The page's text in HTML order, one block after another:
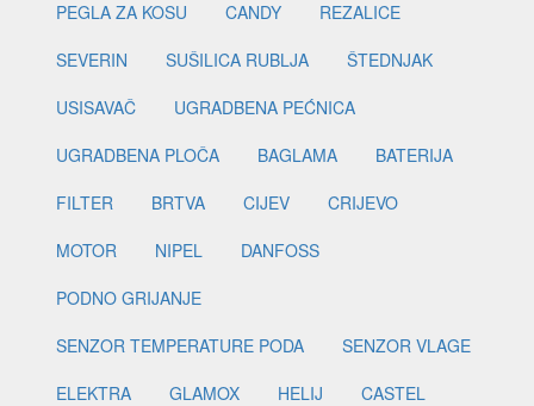
PEGLA ZA KOSU
CANDY
REZALICE
SEVERIN
SUŠILICA RUBLJA
ŠTEDNJAK
USISAVAČ
UGRADBENA PEĆNICA
UGRADBENA PLOČA
BAGLAMA
BATERIJA
FILTER
BRTVA CIJEV
CRIJEVO
MOTOR
NIPEL
DANFOSS
PODNO GRIJANJE
SENZOR TEMPERATURE PODA
SENZOR VLAGE
ELEKTRA
GLAMOX HELIJ
CASTEL